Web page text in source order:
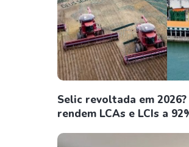
Selic revoltada em
rendem LCAs e LCIs a